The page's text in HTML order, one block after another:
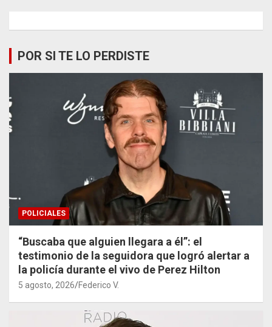
POR SI TE LO PERDISTE
POLICIALES
“Buscaba que alguien llegara a él”: el
testimonio de la seguidora que logró alertar a
la policía durante el vivo de Perez Hilton
5 agosto, 2026 Federico V.